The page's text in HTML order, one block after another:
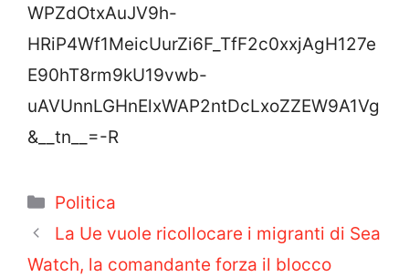
WPZdOtxAuJV9h-
HRiP4Wf1MeicUurZi6F_TfF2c0xxjAgH127e
E90hT8rm9kU19vwb-
uAVUnnLGHnElxWAP2ntDcLxoZZEW9A1Vg
&__tn__=-R
Categorie
Politica
La Ue vuole ricollocare i migranti di Sea
Watch, la comandante forza il blocco